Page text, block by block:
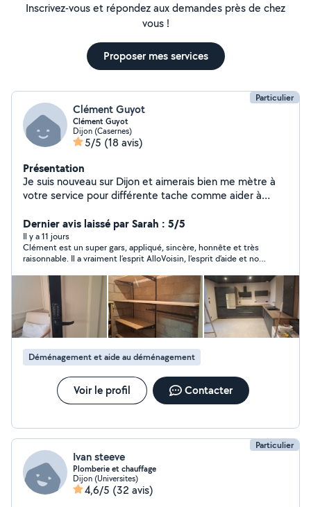
Inscrivez-vous et répondez aux demandes près de chez
vous !
Proposer mes services
Particulier
Clément Guyot
Clément Guyot
Dijon (Casernes)
5/5 (18 avis)
Présentation
Je suis nouveau sur Dijon et aimerais bien me mètre à
votre service pour différente tache comme aider à
ma maison seule donc j'ai quelque base en bricolage.
Merci et au plaisir de vous aider
Dernier avis laissé par Sarah : 5/5
Il y a 11 jours
Clément est un super gars, appliqué, sincère, honnête et très
raisonnable. Il a vraiment l’esprit AlloVoisin, l’esprit d’aide et non
premier échange. Ses prix sont largement en dessous des
tarifs habituels, et pourtant il fait de grandes choses avec très
peu. Une personne solidaire, fiable, que je garde en haut de ma
liste pour tout mon intérieur.
Déménagement et aide au déménagement
Voir le profil Contacter
Particulier
Ivan steeve
Plomberie et chauffage
Dijon (Universites)
4,6/5 (32 avis)